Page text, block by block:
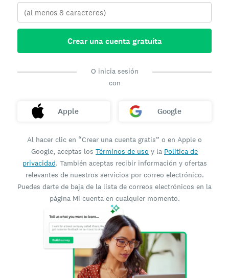
Crear una cuenta gratuita
O inicia sesión
con
Apple Google
Al hacer clic en “Crear una cuenta gratis” o en Apple o
Google, aceptas los Términos de uso y la Política de
privacidad. También aceptas recibir información y ofertas
relevantes de nuestros servicios por correo electrónico.
Puedes darte de baja de la lista de correos electrónicos en la
página Mi cuenta en cualquier momento.